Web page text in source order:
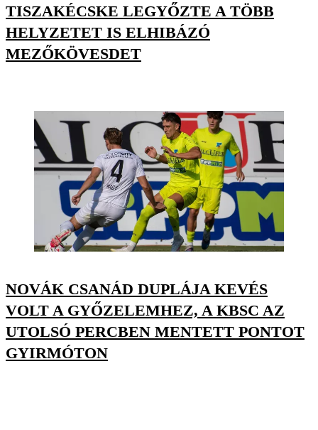
TISZAKÉCSKE LEGYŐZTE A TÖBB
HELYZETET IS ELHIBÁZÓ
MEZŐKÖVESDET
NOVÁK CSANÁD DUPLÁJA KEVÉS
VOLT A GYŐZELEMHEZ, A KBSC AZ
UTOLSÓ PERCBEN MENTETT PONTOT
GYIRMÓTON